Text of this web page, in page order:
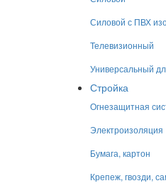
Силовой с ПВХ
Телевизионный
Универсальный
Стройка
Огнезащитная
Электроизоляция
Бумага, картон
Крепеж, гвозди,